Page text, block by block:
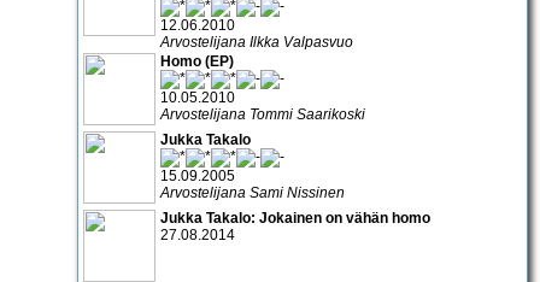
12.06.2010
Arvostelijana Ilkka Valpasvuo
Homo (EP)
10.05.2010
Arvostelijana Tommi Saarikoski
Jukka Takalo
15.09.2005
Arvostelijana Sami Nissinen
Jukka Takalo: Jokainen on vähän homo
27.08.2014